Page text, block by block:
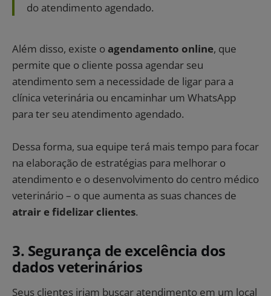
do atendimento agendado.
Além disso, existe oagendamento online, que
permite que o cliente possa agendar seu
atendimento sem a necessidade de ligar para a
clínica veterinária ou encaminhar um WhatsApp
para ter seu atendimento agendado.
Dessa forma, sua equipe terá mais tempo para focar
na elaboração de estratégias para melhorar o
atendimento e o desenvolvimento do centro médico
veterinário – o que aumenta as suas chances de
atrair e fidelizar clientes.
3. Segurança de excelência dos
dados veterinários​
Seus clientes iriam buscar atendimento em um local